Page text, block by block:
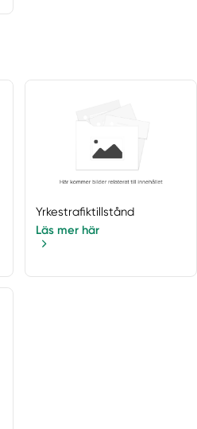
Yrkestrafiktillstånd
Läs mer här